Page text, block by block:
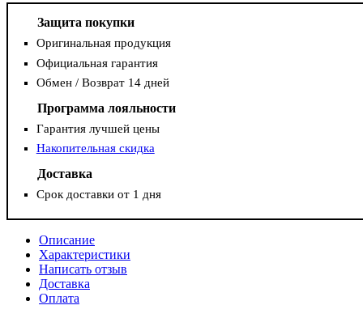
Защита покупки
Оригинальная продукция
Официальная гарантия
Обмен / Возврат 14 дней
Программа лояльности
Гарантия лучшей цены
Накопительная скидка
Доставка
Срок доставки от 1 дня
Описание
Характеристики
Написать отзыв
Доставка
Оплата